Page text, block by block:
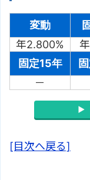
変動
年2.800%
固定15年
－
[目次へ戻る]